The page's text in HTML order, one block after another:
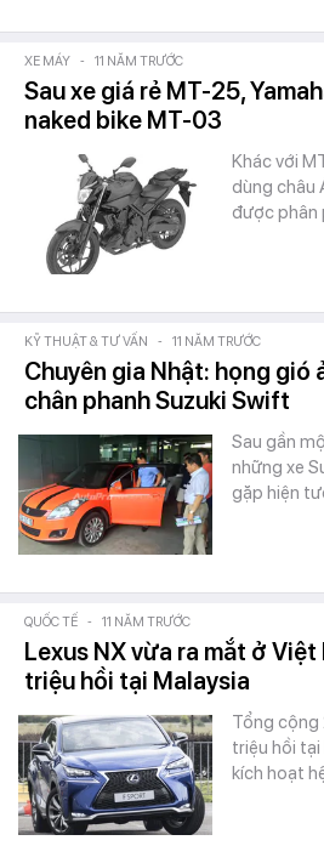
XE MÁY - 11 NĂM TRƯỚC
Sau xe giá rẻ MT-25,
naked bike MT-03
Khác với
dùng châu
được phân
KỸ THUẬT & TƯ VẤN - 11 NĂM TRƯỚC
Chuyên gia Nhật: họng gió
chân phanh Suzuki Swift
Sau gần
những xe
gặp hiện
QUỐC TẾ - 11 NĂM TRƯỚC
Lexus NX vừa ra mắt ở
triệu hồi tại Malaysia
Tổng cộng
triệu hồi tại
kích hoạt